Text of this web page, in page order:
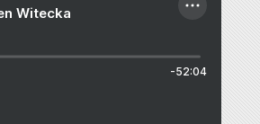
Witecka
-52:04